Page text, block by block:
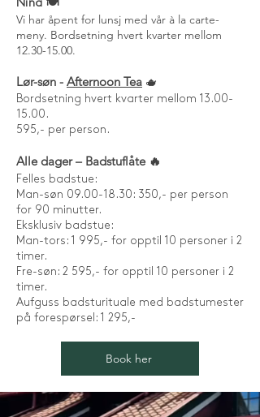
Nina 🍽️
Vi har åpent for lunsj med vår à la carte-
meny. Bordsetning hvert kvarter mellom
12.30-15.00.
Lør-søn - Afternoon Tea 🫖
Bordsetning hvert kvarter mellom 13.00-
15.00.
595,- per person.
Alle dager – Badstuflåte 🔥
Felles badstue:
Man-søn 09.00-18.30: 350,- per person
for 90 minutter.
Eksklusiv badstue:
Man-tors: 1 995,- for opptil 10 personer i 2
timer.
Fre-søn: 2 595,- for opptil 10 personer i 2
timer.
Aufguss badsturituale med badstumester
på forespørsel: 1 295,-
Book her